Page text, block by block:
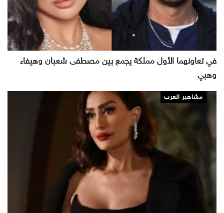
في تعاونهما الأول مملكة يجمع بين مصطفى شعبان وهيفاء
وهبي
مشاهير العرب